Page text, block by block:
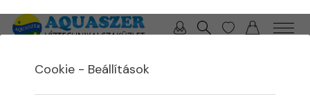
Cookie - Beállítások